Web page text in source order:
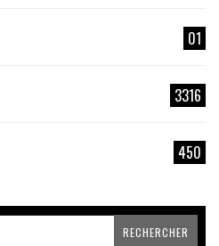
01
3316
450